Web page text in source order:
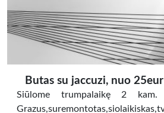
Butas su jaccuzi, nuo
Siūlome trumpalaikę 2